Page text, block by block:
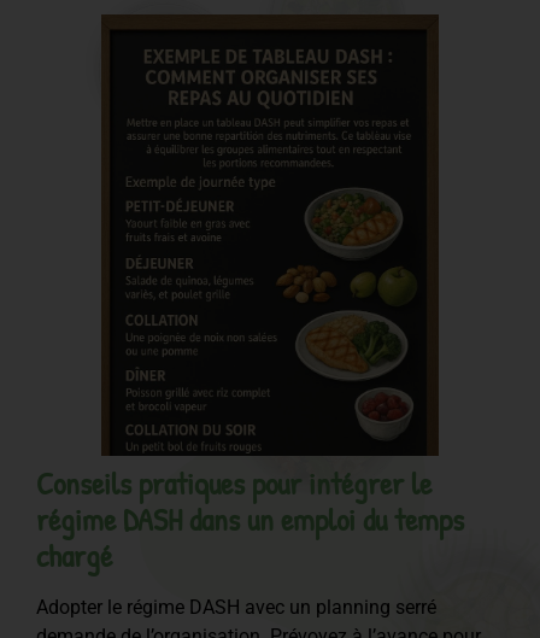
Conseils pratiques pour intégrer le
régime DASH dans un emploi du temps
chargé
Adopter le régime DASH avec un planning serré